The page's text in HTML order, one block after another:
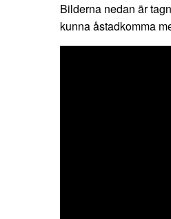
Bilderna nedan är
kunna åstadkomma